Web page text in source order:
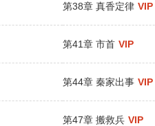
第38章 真香定律 VIP
第41章 市首 VIP
第44章 秦家出事 VIP
第47章 搬救兵 VIP